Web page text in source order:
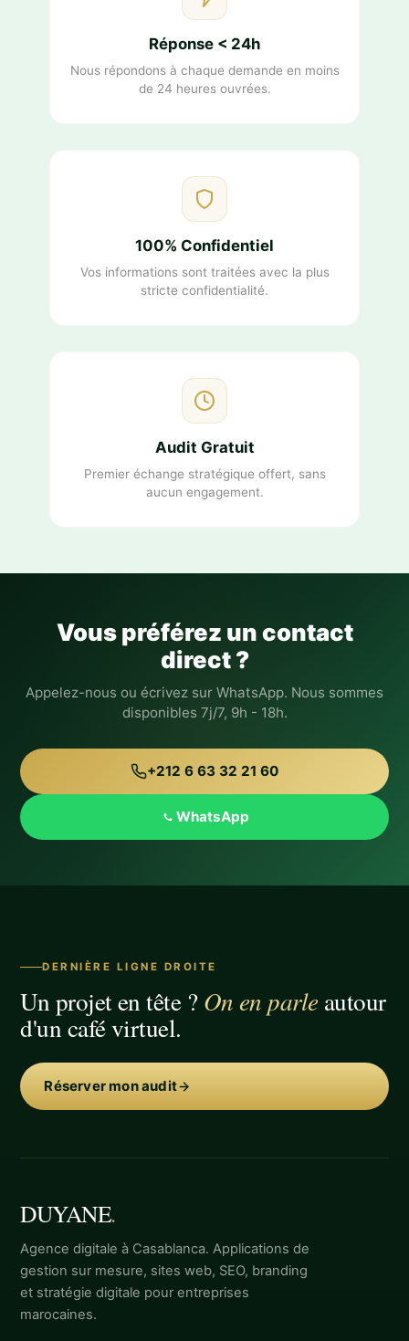
Réponse < 24h
Nous répondons à chaque demande en moins
de 24 heures ouvrées.
100% Confidentiel
Vos informations sont traitées avec la plus
stricte confidentialité.
Audit Gratuit
Premier échange stratégique offert, sans
aucun engagement.
Vous préférez un contact
direct ?
Appelez-nous ou écrivez sur WhatsApp. Nous sommes
disponibles 7j/7, 9h - 18h.
+212 6 63 32 21 60
WhatsApp
DERNIÈRE LIGNE DROITE
Un projet en tête ?On en parleautour
d'un café virtuel.
Réserver mon audit
DUYANE.
Agence digitale à Casablanca. Applications de
gestion sur mesure, sites web, SEO, branding
et stratégie digitale pour entreprises
marocaines.